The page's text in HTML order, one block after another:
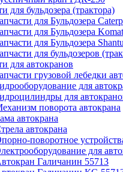
для бульдозера (трактора)
для Бульдозера
для Бульдозера
для Бульдозера
для бульдозеров
для автокранов
грузовой лебедки
для
для
поворота автокрана
автокрана
автокрана
поворотное
для
Галичанин 55713